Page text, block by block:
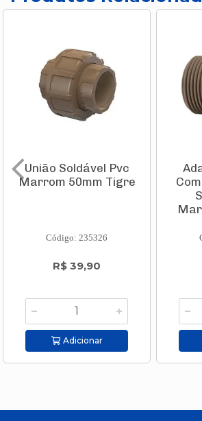
União Soldável Pvc
Marrom 50mm Tigre
Código: 235326
R$ 39,90
Adicionar